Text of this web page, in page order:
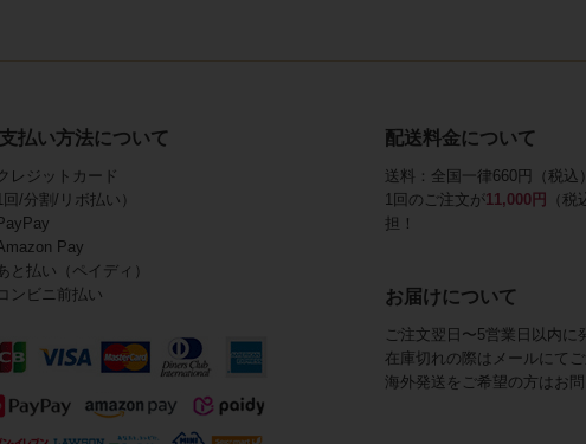
払い方法について
レジットカード
回/分割/リボ払い）
Pay
と払い（ペイディ）
ンビニ前払い
配送料金について
送料：全国一律660円（税込）
1回のご注文が11,000円
（
担！
お届けについて
ご注文翌日〜5営業日以内に
在庫切れの際はメールにてご
海外発送をご希望の方はお問